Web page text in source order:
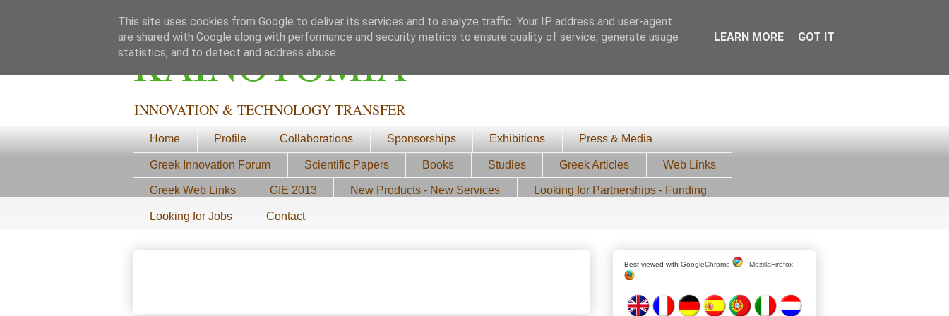
ΚΑΙΝΟΤΟΜΙΑ
INNOVATION & TECHNOLOGY TRANSFER
Home Profile Collaborations Sponsorships Exhibitions Press & Media
Greek Innovation Forum Scientific Papers Books Studies Greek Articles Web Links
Greek Web Links GIE 2013 New Products - New Services Looking for Partnerships - Funding
Looking for Jobs Contact
Best viewed with GoogleChrome - MozillaFirefox
This site uses cookies from Google to deliver its services and to analyze traffic. Your IP address and user-agent
are shared with Google along with performance and security metrics to ensure quality of service, generate usage
statistics, and to detect and address abuse.
LEARN MORE GOT IT